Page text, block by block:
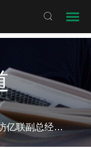

小ME有约 | 专访亿联副总经理、董事会秘书张惠荣：亿联的目标是做行业第一